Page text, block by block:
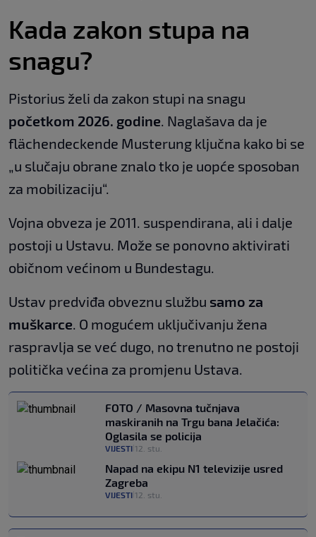
Kada zakon stupa na
snagu?
Pistorius želi da zakon stupi na snagu
početkom 2026. godine. Naglašava da je
flächendeckende Musterung ključna kako bi se
„u slučaju obrane znalo tko je uopće sposoban
za mobilizaciju“.
Vojna obveza je 2011. suspendirana, ali i dalje
postoji u Ustavu. Može se ponovno aktivirati
običnom većinom u Bundestagu.
Ustav predviđa obveznu službu samo za
muškarce. O mogućem uključivanju žena
raspravlja se već dugo, no trenutno ne postoji
politička većina za promjenu Ustava.
FOTO / Masovna tučnjava
maskiranih na Trgu bana Jelačića:
Oglasila se policija
VIJESTI 12. stu.
Napad na ekipu N1 televizije usred
Zagreba
VIJESTI 12. stu.